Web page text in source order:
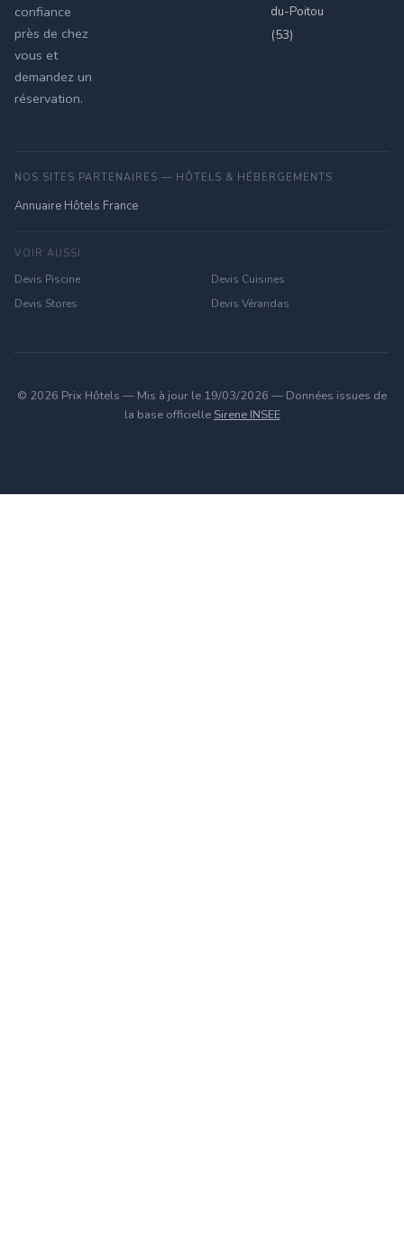
confiance
près de chez
vous et
demandez un
réservation.
du-Poitou
(53)
NOS SITES PARTENAIRES — HÔTELS & HÉBERGEMENTS
Annuaire Hôtels France
VOIR AUSSI
Devis Piscine
Devis Cuisines
Devis Stores
Devis Vérandas
© 2026 Prix Hôtels — Mis à jour le 19/03/2026 — Données issues de
la base officielle Sirene INSEE